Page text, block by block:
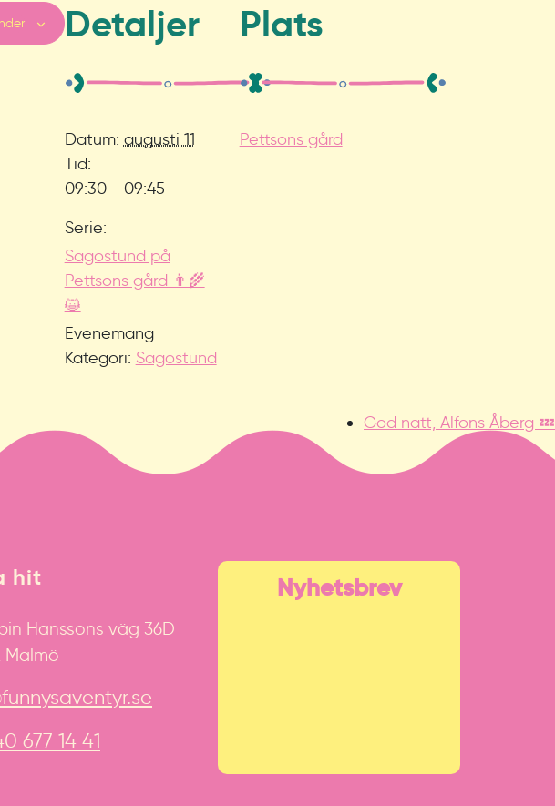
Detaljer
Datum: augusti 11
Tid:
09:30 - 09:45
Serie:
Sagostund på
Pettsons gård 👨‍🌾
😺
Evenemang
Kategori: Sagostund
Plats
Pettsons gård
God natt, Alfons Åberg 💤
hit
Hanssons väg 36D
Malmö
677 14 41
Nyhetsbrev